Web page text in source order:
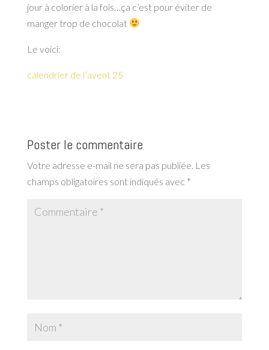
jour à colorier à la fois…ça c’est pour éviter de
manger trop de chocolat
Le voici:
calendrier de l’avent 25
Poster le commentaire
Votre adresse e-mail ne sera pas publiée. Les
champs obligatoires sont indiqués avec *